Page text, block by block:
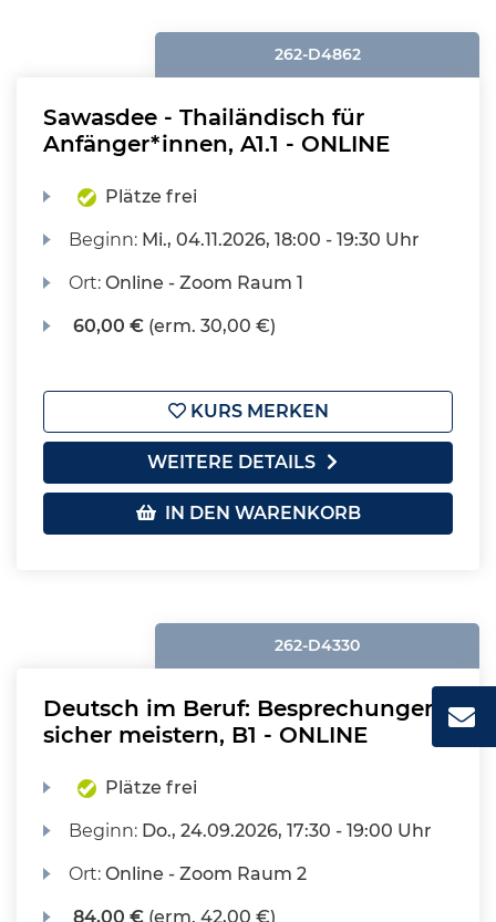
262-D4862
Sawasdee - Thailändisch für
Anfänger*innen, A1.1 - ONLINE
Plätze frei
Beginn: Mi., 04.11.2026, 18:00 - 19:30 Uhr
Ort:Online - Zoom Raum 1
60,00 € (erm. 30,00 €)
KURS MERKEN
WEITERE DETAILS
IN DEN WARENKORB
262-D4330
Deutsch im Beruf: Besprechungen
sicher meistern, B1 - ONLINE
Plätze frei
Beginn: Do., 24.09.2026, 17:30 - 19:00 Uhr
Ort:Online - Zoom Raum 2
84,00 € (erm. 42,00 €)